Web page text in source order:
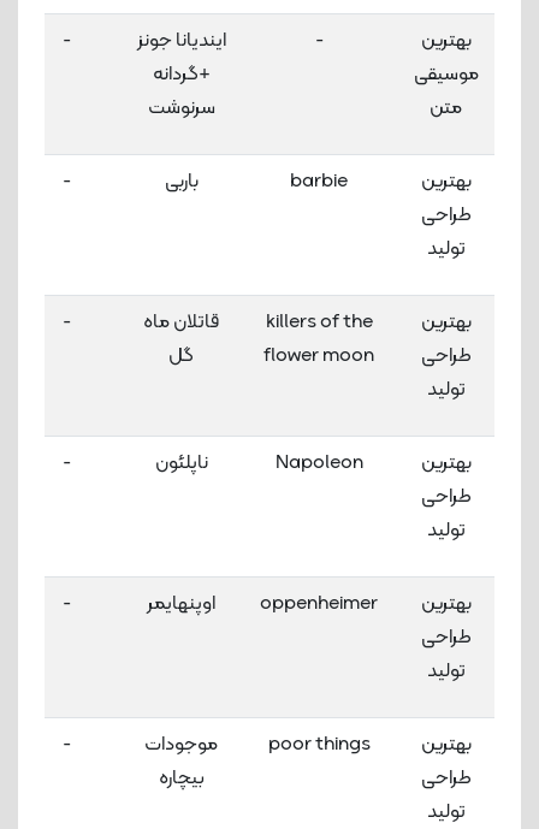
بهترین
موسیقی
متن
-
ایندیانا جونز
+گردانه
سرنوشت
-
بهترین
طراحی
تولید
barbie باربی -
بهترین
طراحی
تولید
killers of the
flower moon
قاتلان ماه
گل
-
بهترین
طراحی
تولید
Napoleon ناپلئون -
بهترین
طراحی
تولید
oppenheimer اوپنهایمر -
بهترین
طراحی
تولید
poor things
موجودات
بیچاره
-